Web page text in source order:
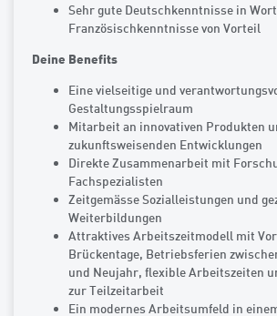
Sehr gute Deutschkenntnisse in
Französischkenntnisse von Vorteil
Deine Benefits
Eine vielseitige und
Gestaltungsspielraum
Mitarbeit an innovativen Produkten
zukunftsweisenden Entwicklungen
Direkte Zusammenarbeit mit
Fachspezialisten
Zeitgemässe Sozialleistungen und
Weiterbildungen
Attraktives Arbeitszeitmodell mit
Brückentage, Betriebsferien
und Neujahr, flexible Arbeitszeiten
zur Teilzeitarbeit
Ein modernes Arbeitsumfeld in